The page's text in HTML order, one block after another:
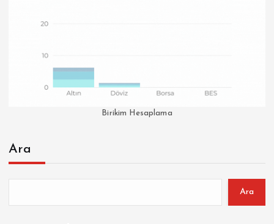
Birikim Hesaplama
Ara
Ara